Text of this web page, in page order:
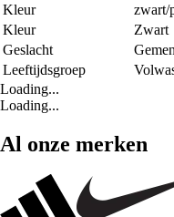
Kleur
zwart/
Kleur
Zwart
Geslacht
Leeftijdsgroep
Loading...
Loading...
Al onze merken